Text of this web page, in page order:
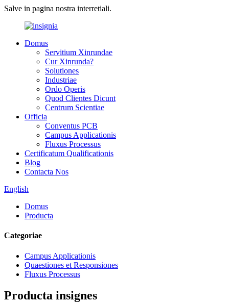
Salve in pagina nostra interretiali.
Domus
Servitium Xinrundae
Cur Xinrunda?
Solutiones
Industriae
Ordo Operis
Quod Clientes Dicunt
Centrum Scientiae
Officia
Conventus PCB
Campus Applicationis
Fluxus Processus
Certificatum Qualificationis
Blog
Contacta Nos
English
Domus
Producta
Categoriae
Campus Applicationis
Quaestiones et Responsiones
Fluxus Processus
Producta insignes